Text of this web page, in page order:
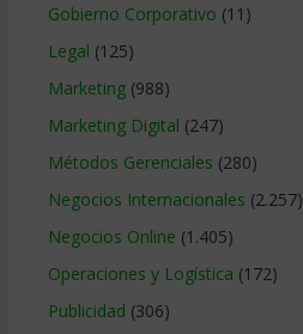
Gobierno Corporativo (11)
Legal (125)
Marketing(988)
Marketing Digital (247)
Métodos Gerenciales (280)
Negocios Internacionales (2.257)
Negocios Online (1.405)
Operaciones y Logística (172)
Publicidad (306)